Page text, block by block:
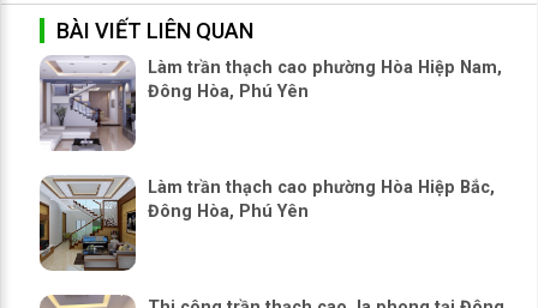
BÀI VIẾT LIÊN QUAN
Làm trần thạch cao phường Hòa Hiệp Nam,
Đông Hòa, Phú Yên
Làm trần thạch cao phường Hòa Hiệp Bắc,
Đông Hòa, Phú Yên